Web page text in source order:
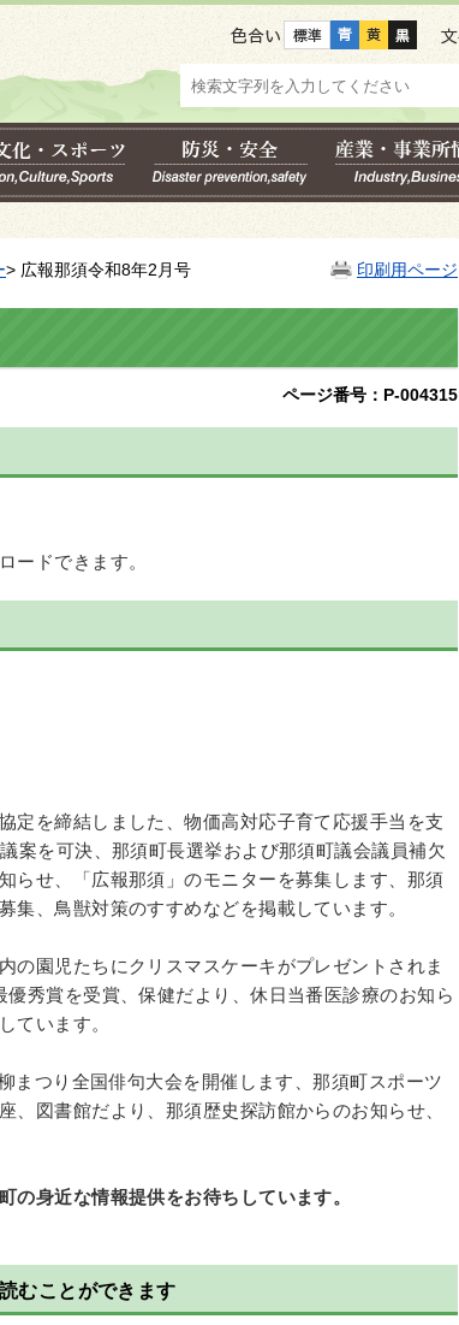
色合い
印刷用ページ
> 広報那須令和8年2月号
ページ番号：P-004315
ードできます。
定を締結しました、物価高対応子育て応援手当を支
案を可決、那須町長選挙および那須町議会議員補欠
らせ、「広報那須」のモニターを募集します、那須
集、鳥獣対策のすすめなどを掲載しています。
の園児たちにクリスマスケーキがプレゼントされま
秀賞を受賞、保健だより、休日当番医診療のお知ら
ています。
まつり全国俳句大会を開催します、那須町スポーツ
図書館だより、那須歴史探訪館からのお知らせ、
身近な情報提供をお待ちしています。
むことができます